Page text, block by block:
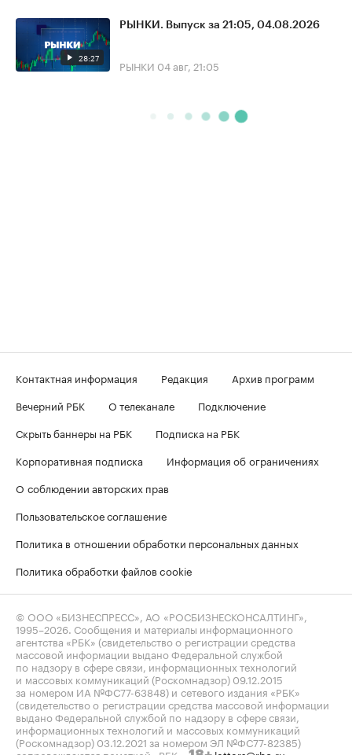
28:27
РЫНКИ. Выпуск за 21:05, 04.08.2026
РЫНКИ 04 авг, 21:05
Контактная информация Редакция
Архив программ
Вечерний РБК
О телеканале
Подключение
Скрыть баннеры на РБК
Подписка на РБК
Корпоративная подписка
Информация об ограничениях
О соблюдении авторских прав
Пользовательское соглашение
Политика в отношении обработки персональных данных
Политика обработки файлов cookie
© ООО «БИЗНЕСПРЕСС», АО «РОСБИЗНЕСКОНСАЛТИНГ»,
1995–2026 . Сообщения и материалы информационного
агентства «РБК» (свидетельство о регистрации средства
массовой информации выдано Федеральной службой
по надзору в сфере связи, информационных технологий
и массовых коммуникаций (Роскомнадзор) 09.12.2015
за номером ИА №ФС77-63848) и сетевого издания «РБК»
(свидетельство о регистрации средства массовой информации
выдано Федеральной службой по надзору в сфере связи,
информационных технологий и массовых коммуникаций
(Роскомнадзор) 03.12.2021 за номером ЭЛ №ФС77-82385)